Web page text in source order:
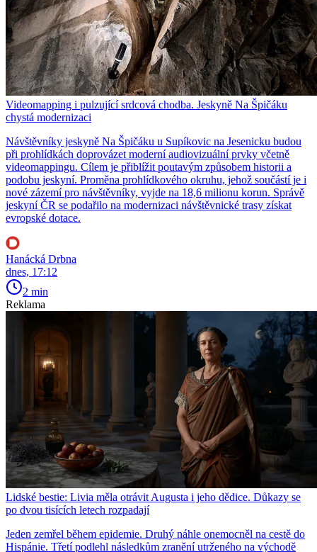
Videomapping i pulzující srdcová chodba. Jeskyně Na Špičáku
chystá modernizaci
Návštěvníky jeskyně Na Špičáku u Supíkovic na Jesenicku budou
při prohlídkách doprovázet moderní audiovizuální prvky včetně
videomappingu. Cílem je přiblížit poutavým způsobem historii a
podobu jeskyní. Proměna prohlídkového okruhu, jehož součástí je i
nové zázemí pro návštěvníky, vyjde na 18,6 milionu korun. Správě
jeskyní ČR se podařilo na modernizaci návštěvnické trasy získat
evropské dotace.
Hanácká Drbna
dnes, 17:12
2 min
Reklama
Lidské bestie: Livia měla otrávit Augusta i jeho dědice. Důkazy se
po dvou tisících letech rozpadají
Jeden zemřel během epidemie. Druhý náhle onemocněl na cestě do
Hispánie. Třetí podlehl následkům zranění utrženého na východě